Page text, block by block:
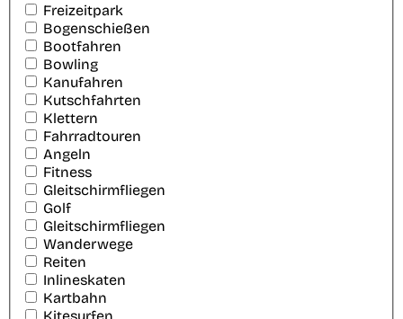
Freizeitpark
Bogenschießen
Bootfahren
Bowling
Kanufahren
Kutschfahrten
Klettern
Fahrradtouren
Angeln
Fitness
Gleitschirmfliegen
Golf
Gleitschirmfliegen
Wanderwege
Reiten
Inlineskaten
Kartbahn